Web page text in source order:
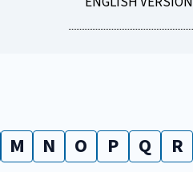
M N O P Q R